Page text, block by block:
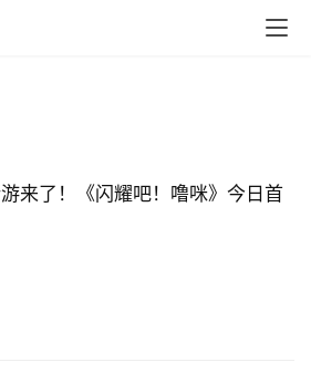
来了！《闪耀吧！噜咪》今日首